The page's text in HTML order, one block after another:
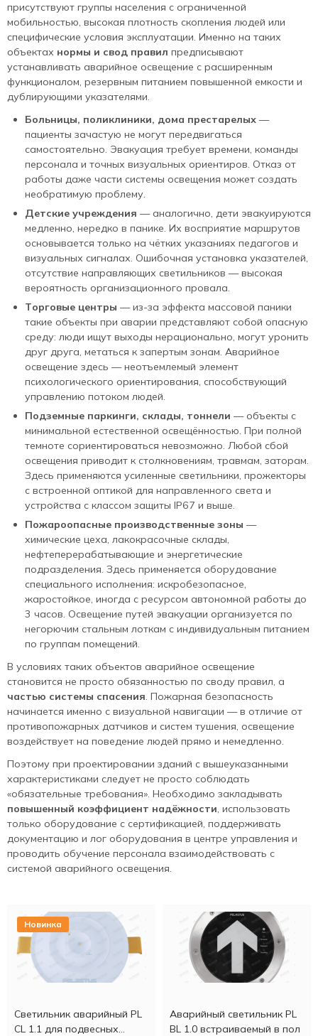
присутствуют группы населения с ограниченной
мобильностью, высокая плотность скопления людей или
специфические условия эксплуатации. Именно на таких
объектах нормы и свод правил предписывают
устанавливать аварийное освещение с расширенным
функционалом, резервным питанием повышенной емкости и
дублирующими указателями.
Больницы, поликлиники, дома престарелых —
пациенты зачастую не могут передвигаться
самостоятельно. Эвакуация требует времени, команды
персонала и точных визуальных ориентиров. Отказ от
работы даже части системы освещения может создать
необратимую проблему.
Детские учреждения — аналогично, дети эвакуируются
медленно, нередко в панике. Их восприятие маршрутов
основывается только на чётких указаниях педагогов и
визуальных сигналах. Ошибочная установка указателей,
отсутствие направляющих светильников — высокая
вероятность организационного провала.
Торговые центры — из-за эффекта массовой паники
такие объекты при аварии представляют собой опасную
среду: люди ищут выходы нерационально, могут уронить
друг друга, метаться к запертым зонам. Аварийное
освещение здесь — неотъемлемый элемент
психологического ориентирования, способствующий
управлению потоком людей.
Подземные паркинги, склады, тоннели — объекты с
минимальной естественной освещённостью. При полной
темноте сориентироваться невозможно. Любой сбой
освещения приводит к столкновениям, травмам, заторам.
Здесь применяются усиленные светильники, прожекторы
с встроенной оптикой для направленного света и
устройства с классом защиты IP67 и выше.
Пожароопасные производственные зоны —
химические цеха, лакокрасочные склады,
нефтеперерабатывающие и энергетические
подразделения. Здесь применяется оборудование
специального исполнения: искробезопасное,
жаростойкое, иногда с ресурсом автономной работы до
3 часов. Освещение путей эвакуации организуется по
негорючим стальным лоткам с индивидуальным питанием
по группам помещений.
В условиях таких объектов аварийное освещение
становится не просто обязанностью по своду правил, а
частью системы спасения. Пожарная безопасность
начинается именно с визуальной навигации — в отличие от
противопожарных датчиков и систем тушения, освещение
воздействует на поведение людей прямо и немедленно.
Поэтому при проектировании зданий с вышеуказанными
характеристиками следует не просто соблюдать
«обязательные требования». Необходимо закладывать
повышенный коэффициент надёжности, использовать
только оборудование с сертификацией, поддерживать
документацию и лог оборудования в центре управления и
проводить обучение персонала взаимодействовать с
системой аварийного освещения.
Новинка
Светильник аварийный PL
CL 1.1 для подвесных
Аварийный светильник PL
BL 1.0 встраиваемый в пол